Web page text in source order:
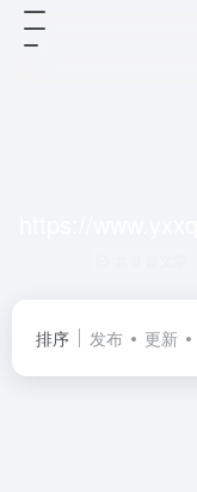
排序 发布 更新